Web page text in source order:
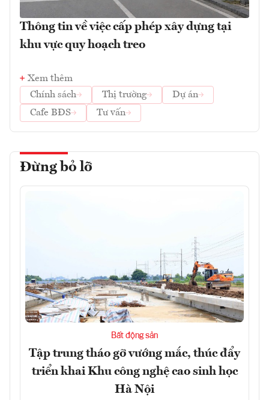
Thông tin về việc cấp phép xây dựng tại
khu vực quy hoạch treo
Xem thêm
Chính sách
Thị trường
Dự án
Cafe BĐS
Tư vấn
Đừng bỏ lỡ
Bất động sản
Tập trung tháo gỡ vướng mắc, thúc đẩy
triển khai Khu công nghệ cao sinh học
Hà Nội